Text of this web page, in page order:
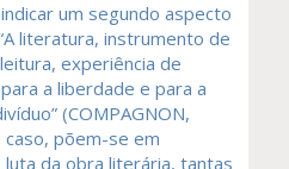
um segundo aspecto
literatura, instrumento de
experiência de
a liberdade e para a
(COMPAGNON,
põem-se em
luta da obra literária, tantas